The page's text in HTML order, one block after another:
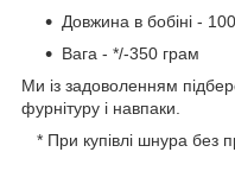
Довжина в бобіні -
Вага - */-350 грам
Ми із задоволенням
фурнітуру і навпаки.
* При купівлі шнура без